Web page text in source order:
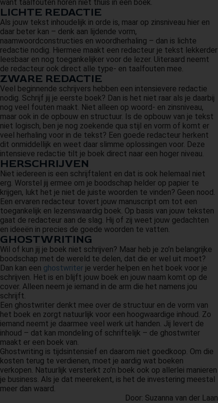
want taalfouten horen niet thuis in een boek.
LICHTE REDACTIE
Als jouw tekst inhoudelijk in orde is, maar op zinsniveau hier en
daar beter kan – denk aan lijdende vorm,
naamwoordconstructies en woordherhaling – dan is lichte
redactie nodig. Hiermee maakt een redacteur je tekst lekkerder
leesbaar en nog toegankelijker voor de lezer. Uiteraard neemt
de redacteur ook direct alle type- en taalfouten mee.
ZWARE REDACTIE
Veel beginnende schrijvers hebben een intensievere redactie
nodig. Schrijf jij je eerste boek? Dan is het niet raar als je daarbij
nog veel fouten maakt. Niet alleen op woord- en zinsniveau,
maar ook in de opbouw en structuur. Is de opbouw van je tekst
niet logisch, ben je nog zoekende qua stijl en vorm of komt er
veel herhaling voor in de tekst? Een goede redacteur herkent
dit onmiddellijk en weet daar slimme oplossingen voor. Deze
intensieve redactie tilt je boek direct naar een hoger niveau.
HERSCHRIJVEN
Niet iedereen is een schrijftalent en dat is ook helemaal niet
erg. Worstel jij ermee om je boodschap helder op papier te
krijgen, lukt het je niet de juiste woorden te vinden? Geen nood.
Een ervaren redacteur tovert jouw manuscript om tot een
toegankelijk en lezenswaardig boek. Op basis van jouw teksten
gaat de redacteur aan de slag. Hij of zij weet jouw gedachten
en ideeën in precies de goede woorden te vatten.
GHOSTWRITING
Wil of kun jij je boek niet schrijven? Maar heb je zo’n belangrijke
boodschap met de wereld te delen, dat die er wel uit moet?
Dan kan een ghostwriter je verder helpen en het boek voor je
schrijven. Het is en blijft jouw boek en jouw naam komt op de
cover. Alleen neem je iemand in de arm die het namens jou
schrijft.
Een ghostwriter denkt mee over de structuur en de vorm van
het boek en zorgt natuurlijk voor een hoogwaardige inhoud. Zo
iemand neemt je daarmee veel werk uit handen. Jij levert de
inhoud – dat kan mondeling of schriftelijk – de ghostwriter
maakt er een boek van.
Ghostwriting is tijdsintensief en daarom niet goedkoop. Om die
kosten terug te verdienen, moet je aardig wat boeken
verkopen. Natuurlijk versterkt zo’n boek ook op allerlei manieren
je business. Als je dat meerekent, is het de investering meestal
meer dan waard.
Door: Suzanna van der Laan